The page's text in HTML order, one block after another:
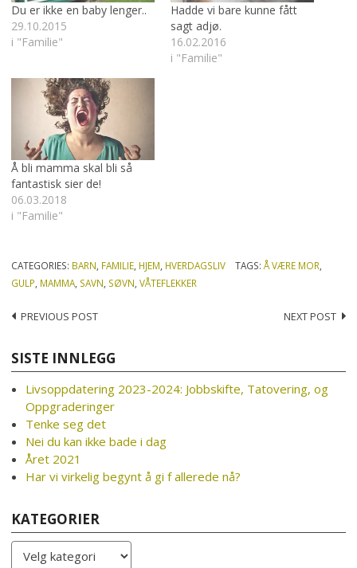
Du er ikke en baby lenger..
29.10.2015
i "Familie"
Hadde vi bare kunne fått
sagt adjø.
16.02.2016
i "Familie"
Å bli mamma skal bli så
fantastisk sier de!
06.03.2018
i "Familie"
CATEGORIES: BARN FAMILIE HJEM HVERDAGSLIV TAGS: Å VÆRE MOR
GULP MAMMA SAVN SØVN ,VÅTEFLEKKER
Post
PREVIOUS POST NEXT POST
SISTE INNLEGG
Livsoppdatering 2023-2024: Jobbskifte, Tatovering, og
Oppgraderinger
Tenke seg det
Nei du kan ikke bade i dag
Året 2021
Har vi virkelig begynt å gi f allerede nå?
KATEGORIER
Kategorier